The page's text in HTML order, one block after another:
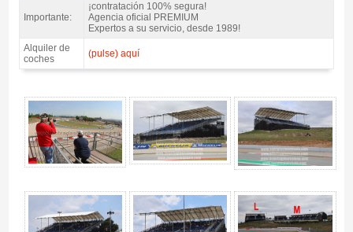
Importante:
¡contratación 100% segura!
Agencia oficial PREMIUM
Expertos a su servicio, desde 1989!
Alquiler de
coches
(pulse) aquí